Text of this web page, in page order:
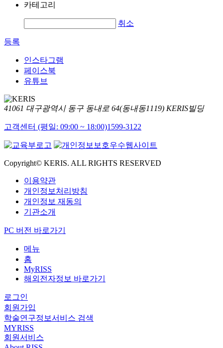
카테고리
취소
등록
인스타그램
페이스북
유튜브
41061 대구광역시 동구 동내로 64(동내동1119) KERIS빌딩
고객센터 (평일: 09:00 ~ 18:00)1599-3122
Copyright© KERIS. ALL RIGHTS RESERVED
이용약관
개인정보처리방침
개인정보 재동의
기관소개
PC 버전 바로가기
메뉴
홈
MyRISS
해외전자정보 바로가기
로그인
회원가입
학술연구정보서비스 검색
MYRISS
회원서비스